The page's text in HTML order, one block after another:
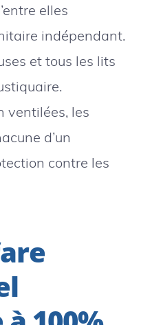
elles
indépendant.
et tous les lits
ventilées, les
d’un
contre les